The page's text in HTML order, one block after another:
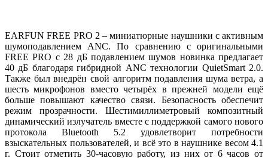
EARFUN FREE PRO 2 – миниатюрные наушники с активным
шумоподавлением ANC. По сравнению с оригинальными
FREE PRO c 28 дБ подавлением шумов новинка предлагает
40 дБ благодаря гибридной ANC технологии QuietSmart 2.0.
Также был внедрён свой алгоритм подавления шума ветра, а
шесть микрофонов вместо четырёх в прежней модели ещё
больше повышают качество связи. Безопасность обеспечит
режим прозрачности. Шестимиллиметровый композитный
динамический излучатель вместе с поддержкой самого нового
протокола Bluetooth 5.2 удовлетворит потребности
взыскательных пользователей, и всё это в наушнике весом 4.1
г. Стоит отметить 30-часовую работу, из них от 6 часов от